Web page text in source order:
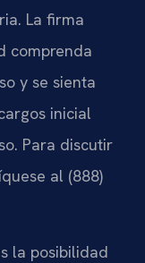
La firma
comprenda
y se sienta
inicial
Para discutir
al (888)
la posibilidad